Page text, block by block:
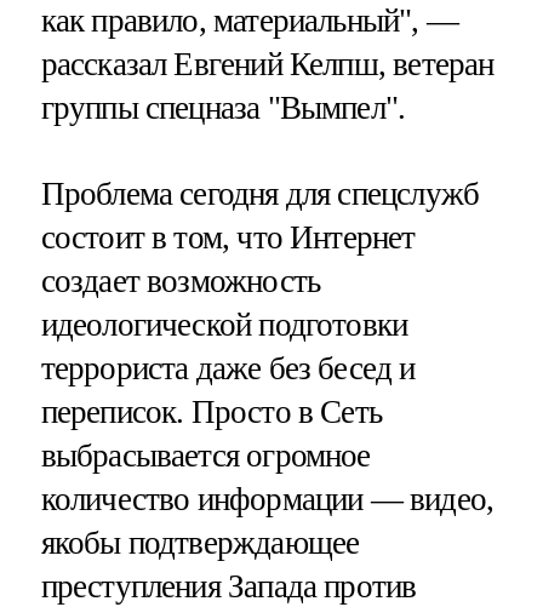
как правило, материальный", —
рассказал Евгений Келпш, ветеран
группы спецназа "Вымпел".
Проблема сегодня для спецслужб
состоит в том, что Интернет
создает возможность
идеологической подготовки
террориста даже без бесед и
переписок. Просто в Сеть
выбрасывается огромное
количество информации — видео,
якобы подтверждающее
преступления Запада против